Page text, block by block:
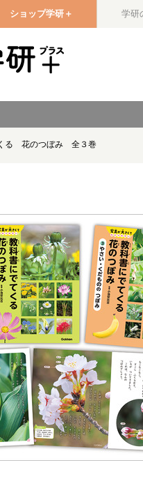
ショップ学研＋ 学研
る 花のつぼみ 全３巻